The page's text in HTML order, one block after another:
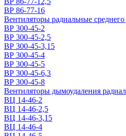
ВР 86-77-16
Вентиляторы радиальные среднего
ВР 300-45-2
ВР 300-45-2,5
ВР 300-45-3,15
ВР 300-45-4
ВР 300-45-5
ВР 300-45-6,3
ВР 300-45-8
Вентиляторы дымоудаления
ВЦ 14-46-2
ВЦ 14-46-2,5
ВЦ 14-46-3,15
ВЦ 14-46-4